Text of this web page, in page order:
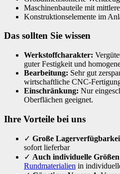
Maschinenbauteile mit
Konstruktionselemente im
Das sollten Sie wissen
Werkstoffcharakter:
guter Festigkeit und
Bearbeitung: Sehr gut
wirtschaftliche CNC-
Einschränkung: Nur
Oberflächen geeignet.
Ihre Vorteile bei uns
✓ Große
sofort lieferbar
✓ Auch individuelle
Rundmaterialien in